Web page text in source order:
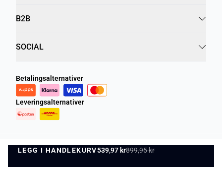
LEGG I HANDLEKURV539,97 kr899,95 kr
LEGG I HANDLEKURV
B2B
SOCIAL
Betalingsalternativer
Leveringsalternativer
Personvernregler Vilkår og betingelser